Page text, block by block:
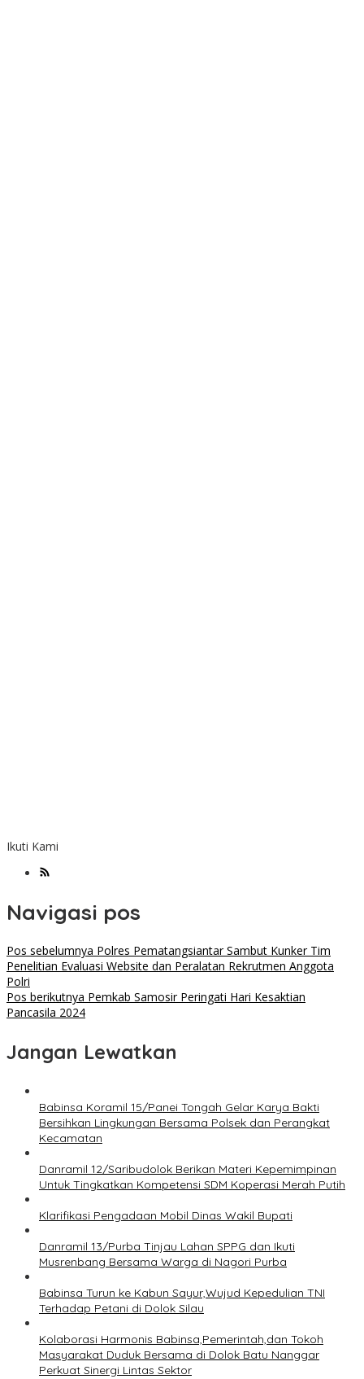
Ikuti Kami
Navigasi pos
Pos sebelumnya Polres Pematangsiantar Sambut Kunker Tim
Penelitian Evaluasi Website dan Peralatan Rekrutmen Anggota
Polri
Pos berikutnya Pemkab Samosir Peringati Hari Kesaktian
Pancasila 2024
Jangan Lewatkan
Babinsa Koramil 15/Panei Tongah Gelar Karya Bakti
Bersihkan Lingkungan Bersama Polsek dan Perangkat
Kecamatan
Danramil 12/Saribudolok Berikan Materi Kepemimpinan
Untuk Tingkatkan Kompetensi SDM Koperasi Merah Putih
Klarifikasi Pengadaan Mobil Dinas Wakil Bupati
Danramil 13/Purba Tinjau Lahan SPPG dan Ikuti
Musrenbang Bersama Warga di Nagori Purba
Babinsa Turun ke Kabun Sayur,Wujud Kepedulian TNI
Terhadap Petani di Dolok Silau
Kolaborasi Harmonis Babinsa,Pemerintah,dan Tokoh
Masyarakat Duduk Bersama di Dolok Batu Nanggar
Perkuat Sinergi Lintas Sektor